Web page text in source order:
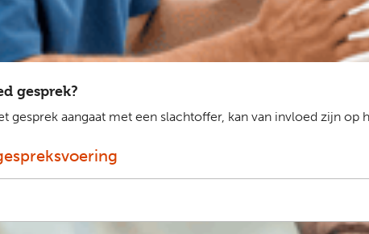
gesprek?
gesprek aangaat met een slachtoffer, kan van invloed zijn op